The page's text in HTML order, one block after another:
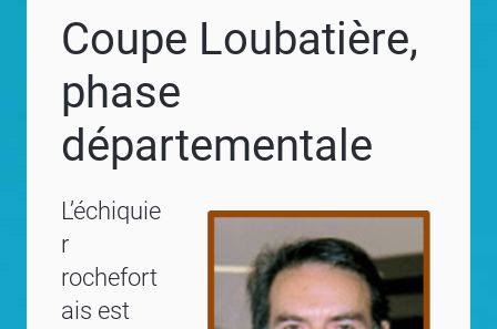
Coupe Loubatière,
phase
départementale
L’échiquie
r
rochefort
ais est